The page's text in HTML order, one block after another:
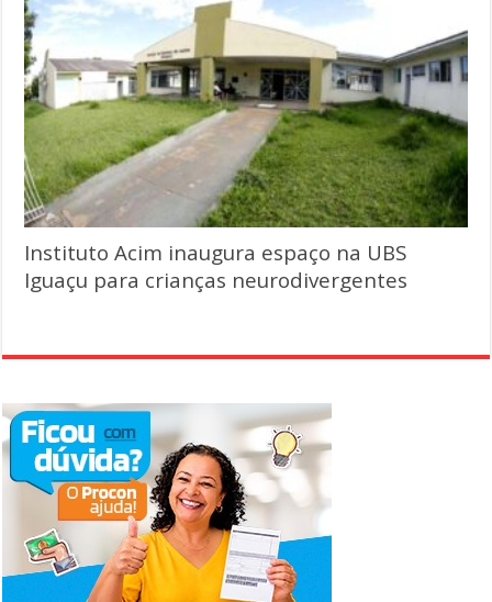
Instituto Acim inaugura espaço na UBS
Iguaçu para crianças neurodivergentes